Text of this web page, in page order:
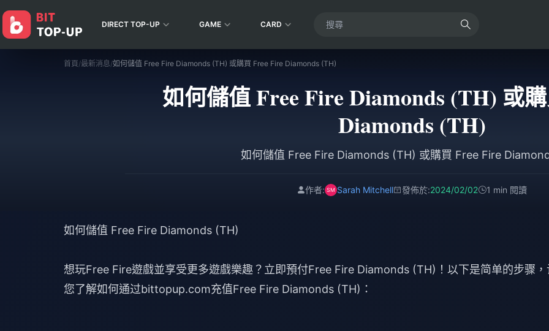
DIRECT TOP-UP GAME CARD
首頁/最新消息/如何儲值 Free Fire Diamonds (TH) 或購買 Free Fire Diamonds (TH)
如何儲值 Free Fire Diamonds (TH) 或
Diamonds (TH)
如何儲值 Free Fire Diamonds (TH) 或購買 Free Fire
作者: Sarah Mitchell 發佈於:2024/02/02 1 min 閱讀
如何儲值 Free Fire Diamonds (TH)
想玩Free Fire遊戲並享受更多遊戲樂趣？立即預付Free Fire Diamonds (TH)！以下是简单的步骤，
您了解如何通过bittopup.com充值Free Fire Diamonds (TH)：